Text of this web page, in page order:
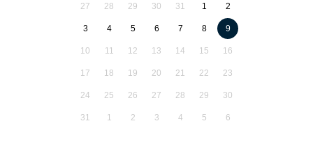
27 28 29 30 31 1 2
3 4 5 6 7 8 9
10 11 12 13 14 15 16
17 18 19 20 21 22 23
24 25 26 27 28 29 30
31 1 2 3 4 5 6